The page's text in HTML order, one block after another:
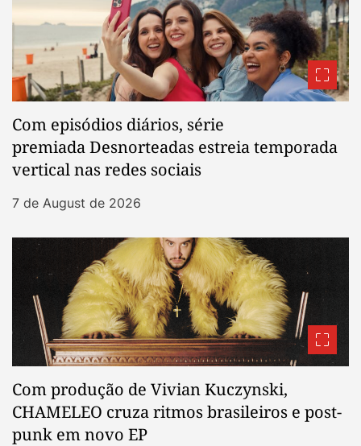
Com episódios diários, série
premiada Desnorteadas estreia temporada
vertical nas redes sociais
7 de August de 2026
Com produção de Vivian Kuczynski,
CHAMELEO cruza ritmos brasileiros e post-
punk em novo EP